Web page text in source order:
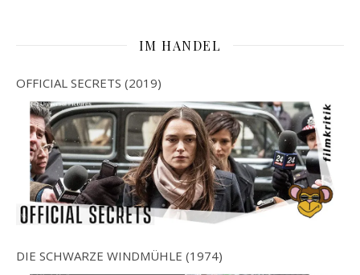
IM HANDEL
OFFICIAL SECRETS (2019)
DIE SCHWARZE WINDMÜHLE (1974)